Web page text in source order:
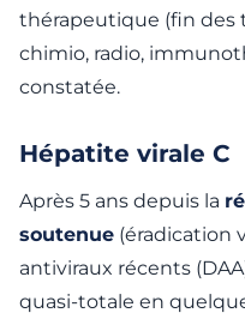
thérapeutique (fin des
chimio, radio,
constatée.
Hépatite virale C
Après 5 ans depuis la
soutenue (éradication
antiviraux récents
quasi-totale en